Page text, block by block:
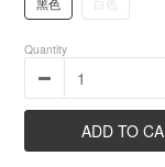
Quantity
ADD TO